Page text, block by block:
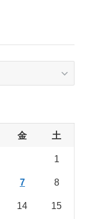
金 土
1
7 8
14 15